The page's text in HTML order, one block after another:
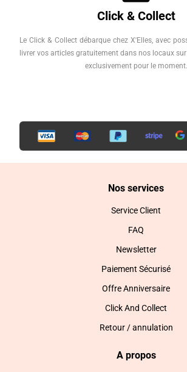
Click & Collect
Le Click & Collect débarque chez X'Elles, avec
livrer vos articles gratuitement dans nos locaux
exclusivement pour le moment.
Nos services
Service Client
FAQ
Newsletter
Paiement Sécurisé
Offre Anniversaire
Click And Collect
Retour / annulation
A propos